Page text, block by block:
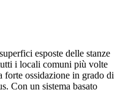
esposte delle stanze
i locali comuni più volte
forte ossidazione in grado di
Con un sistema basato